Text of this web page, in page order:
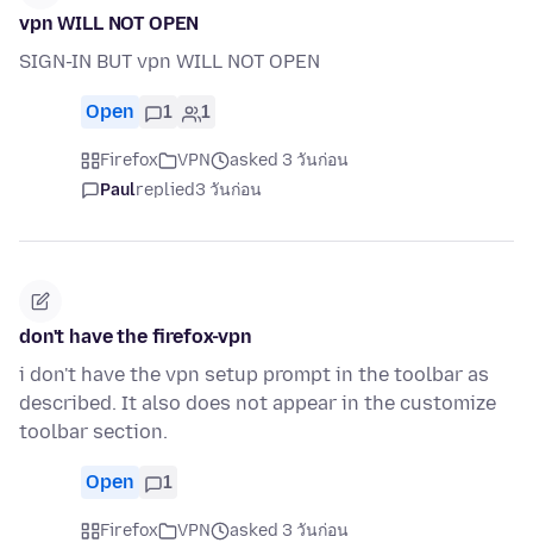
vpn WILL NOT OPEN
SIGN-IN BUT vpn WILL NOT OPEN
Open 1 1
Firefox VPN
asked 3 วันก่อน
Paulreplied3 วันก่อน
don't have the firefox-vpn
i don't have the vpn setup prompt in the toolbar as
described. It also does not appear in the customize
toolbar section.
Open 1
Firefox VPN
asked 3 วันก่อน